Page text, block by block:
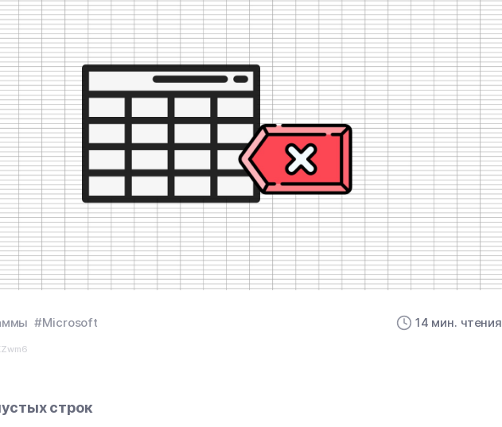
#Microsoft 14 мин. чтения
строк